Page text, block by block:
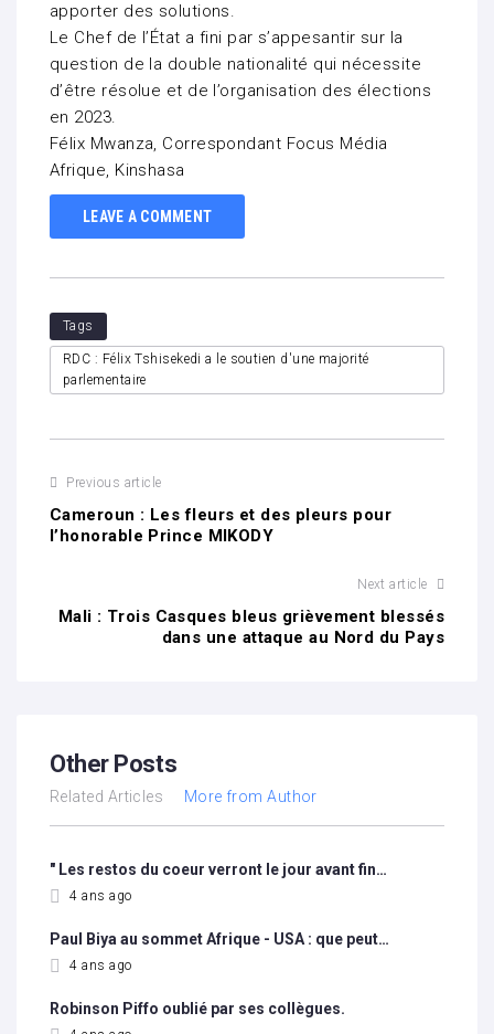
apporter des solutions.
Le Chef de l’État a fini par s’appesantir sur la
question de la double nationalité qui nécessite
d’être résolue et de l’organisation des élections
en 2023.
Félix Mwanza, Correspondant Focus Média
Afrique, Kinshasa
LEAVE A COMMENT
Tags
RDC : Félix Tshisekedi a le soutien d'une majorité
parlementaire
Previous article
Cameroun : Les fleurs et des pleurs pour
l’honorable Prince MIKODY
Next article
Mali : Trois Casques bleus grièvement blessés
dans une attaque au Nord du Pays
Other Posts
Related Articles More from Author
" Les restos du coeur verront le jour avant fin…
4 ans ago
Paul Biya au sommet Afrique - USA : que peut…
4 ans ago
Robinson Piffo oublié par ses collègues.